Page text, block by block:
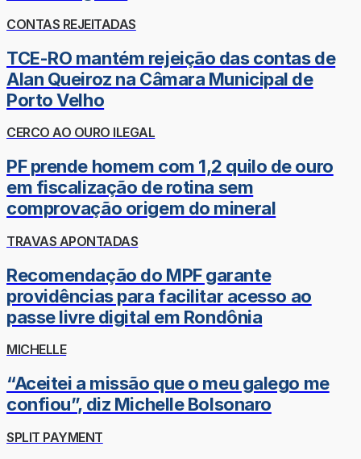
CONTAS REJEITADAS
TCE-RO mantém rejeição das contas de
Alan Queiroz na Câmara Municipal de
Porto Velho
CERCO AO OURO ILEGAL
PF prende homem com 1,2 quilo de ouro
em fiscalização de rotina sem
comprovação origem do mineral
TRAVAS APONTADAS
Recomendação do MPF garante
providências para facilitar acesso ao
passe livre digital em Rondônia
MICHELLE
“Aceitei a missão que o meu galego me
confiou”, diz Michelle Bolsonaro
SPLIT PAYMENT